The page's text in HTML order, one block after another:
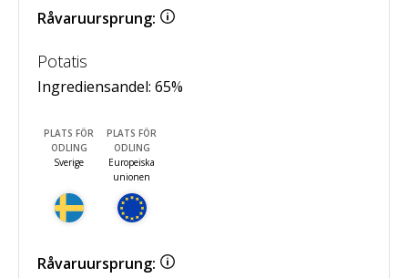
Råvaruursprung:
Potatis
Ingrediensandel: 65%
PLATS FÖR
ODLING
Sverige
PLATS FÖR
ODLING
Europeiska
unionen
Råvaruursprung: